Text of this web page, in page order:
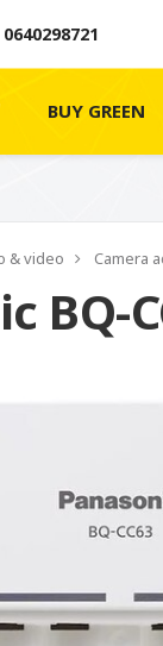
0640298721
BUY GREEN
& video Camera
BQ-